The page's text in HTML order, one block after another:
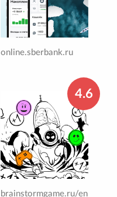
online.sberbank.ru
4.6
brainstormgame.ru/en